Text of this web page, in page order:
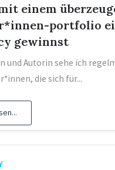
einem
portfolio
gewinnst
und Autorin sehe ich
die sich für...